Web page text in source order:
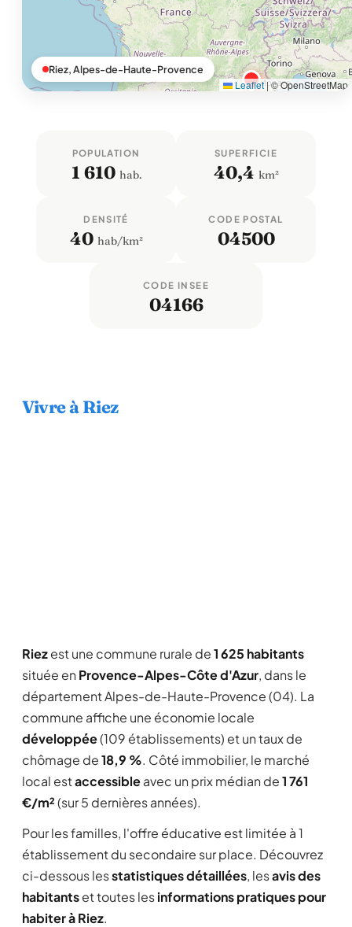
Leaflet |© OpenStreetMap
Riez, Alpes-de-Haute-Provence
POPULATION
1 610 hab.
SUPERFICIE
40,4 km²
DENSITÉ
40 hab/km²
CODE POSTAL
04500
CODE INSEE
04166
Vivre à Riez
Riezest une commune rurale de1 625 habitants
située en Provence-Alpes-Côte d'Azur, dans le
département Alpes-de-Haute-Provence (04). La
commune affiche une économie locale
développée(109 établissements) et un taux de
chômage de18,9 %. Côté immobilier, le marché
local estaccessibleavec un prix médian de1 761
€/m²(sur 5 dernières années).
Pour les familles, l'offre éducative est limitée à 1
établissement du secondaire sur place. Découvrez
ci-dessous lesstatistiques détaillées, lesavis des
habitantset toutes lesinformations pratiques pour
habiter à Riez.